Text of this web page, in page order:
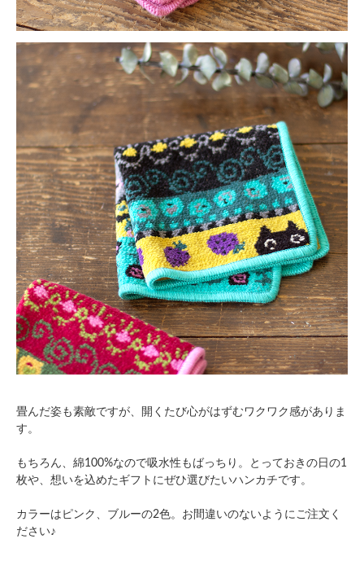
畳んだ姿も素敵ですが、開くたび心がはずむワクワク感がありま
す。
もちろん、綿100%なので吸水性もばっちり。とっておきの日の1
枚や、想いを込めたギフトにぜひ選びたいハンカチです。
カラーはピンク、ブルーの2色。お間違いのないようにご注文く
ださい♪